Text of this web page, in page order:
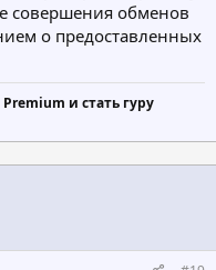
совершения обменов
о предоставленных
и стать гуру